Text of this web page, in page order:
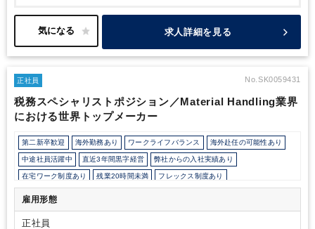
率は65%以上、さらにグローバル化を推進しており、世界シェア
を拡大中。本ポジションの方には、2025年に予定されている
コントロールいただき、プロジェクト成功にご尽力いただきたいそ
キルも存分に発揮いただきたいとのこと。グローバルに活躍したい
求人詳細を見る
正社員 No.SK0059431
税務スペシャリストポジション／Material Handling業界
における世界トップメーカー
第二新卒歓迎 海外勤務あり ワークライフバランス 海外赴任の可能性あり
中途社員活躍中 直近3年間黒字経営 弊社からの入社実績あり
在宅ワーク制度あり 残業20時間未満 フレックス制度あり
育児・託児支援制度 年間休日120日以上
雇用形態
正社員